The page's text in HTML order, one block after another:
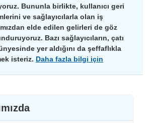
Bununla birlikte, kullanıcı geri
ve sağlayıcılarla olan iş
elde edilen gelirleri de göz
Bazı sağlayıcıların, çatı
yer aldığını da şeffaflıkla
isteriz. Daha fazla bilgi için